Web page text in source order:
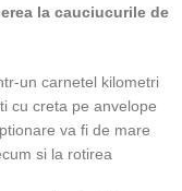
la cauciucurile de
un carnetel kilometri
cu creta pe anvelope
va fi de mare
si la rotirea